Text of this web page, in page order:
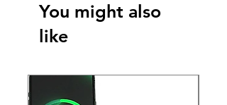
You might also
like